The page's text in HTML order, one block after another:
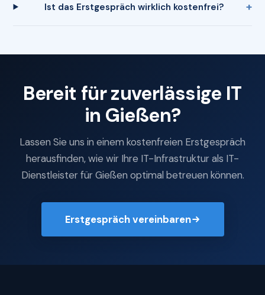
Ist das Erstgespräch wirklich kostenfrei?
Bereit für zuverlässige IT
in Gießen?
Lassen Sie uns in einem kostenfreien Erstgespräch
herausfinden, wie wir Ihre IT-Infrastruktur als IT-
Dienstleister für Gießen optimal betreuen können.
Erstgespräch vereinbaren